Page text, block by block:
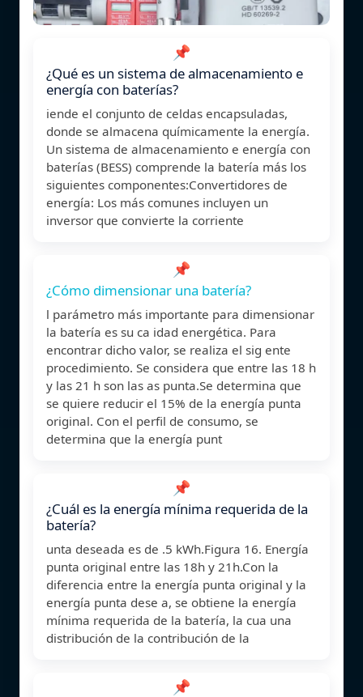
📌
¿Qué es un sistema de almacenamiento e
energía con baterías?
iende el conjunto de celdas encapsuladas,
donde se almacena químicamente la energía.
Un sistema de almacenamiento e energía con
baterías (BESS) comprende la batería más los
siguientes componentes:Convertidores de
energía: Los más comunes incluyen un
inversor que convierte la corriente
📌
¿Cómo dimensionar una batería?
l parámetro más importante para dimensionar
la batería es su ca idad energética. Para
encontrar dicho valor, se realiza el sig ente
procedimiento. Se considera que entre las 18 h
y las 21 h son las as punta.Se determina que
se quiere reducir el 15% de la energía punta
original. Con el perfil de consumo, se
determina que la energía punt
📌
¿Cuál es la energía mínima requerida de la
batería?
unta deseada es de .5 kWh.Figura 16. Energía
punta original entre las 18h y 21h.Con la
diferencia entre la energía punta original y la
energía punta dese a, se obtiene la energía
mínima requerida de la batería, la cua una
distribución de la contribución de la
📌